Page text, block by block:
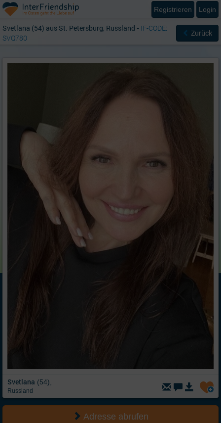
Svetlana (54),
Russland
Adresse abrufen
Svetlana (54) aus St. Petersburg, Russland - IF-CODE:
SVQ780
Zurück
Registrieren Login